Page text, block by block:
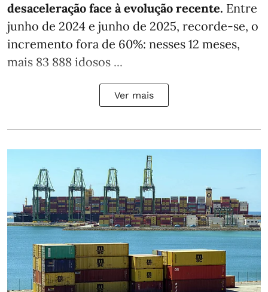
desaceleração face à evolução recente. Entre
junho de 2024 e junho de 2025, recorde-se, o
incremento fora de 60%: nesses 12 meses,
mais 83 888 idosos ...
Ver mais